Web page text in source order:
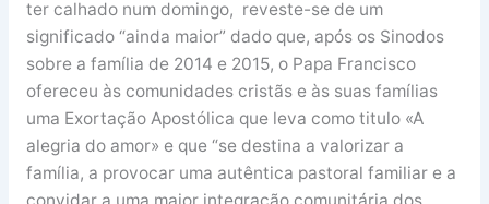
ter calhado num domingo, reveste-se de um
significado “ainda maior” dado que, após os Sinodos
sobre a família de 2014 e 2015, o Papa Francisco
ofereceu às comunidades cristãs e às suas famílias
uma Exortação Apostólica que leva como titulo «A
alegria do amor» e que “se destina a valorizar a
família, a provocar uma autêntica pastoral familiar e a